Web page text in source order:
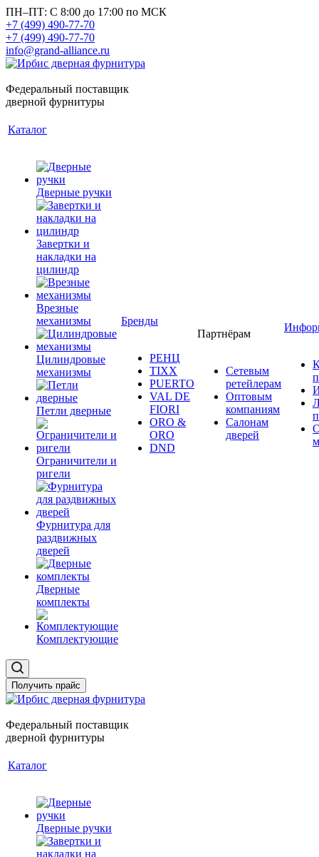
ПН–ПТ: С 8:00 до 17:00 по МСК
+7 (499) 490-77-70
+7 (499) 490-77-70
info@grand-alliance.ru
Федеральный поставщик
дверной фурнитуры
Каталог
Дверные ручки
Завертки и
накладки на
цилиндр
Врезные
механизмы
Цилиндровые
механизмы
Петли дверные
Ограничители и
ригели
Фурнитура для
раздвижных
дверей
Дверные
комплекты
Комплектующие
Бренды
РЕНЦ
TIXX
PUERTO
VAL DE
FIORI
ORO &
ORO
DND
Партнёрам
Сетевым
ретейлерам
Оптовым
компаниям
Салонам
дверей
Получить прайс
Федеральный поставщик
дверной фурнитуры
Каталог
Дверные ручки